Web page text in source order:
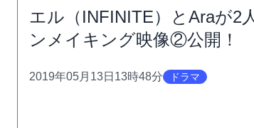
エル（INFINITE）とAraが2
ンメイキング映像②公開！
2019年05月13日13時48分 ドラマ